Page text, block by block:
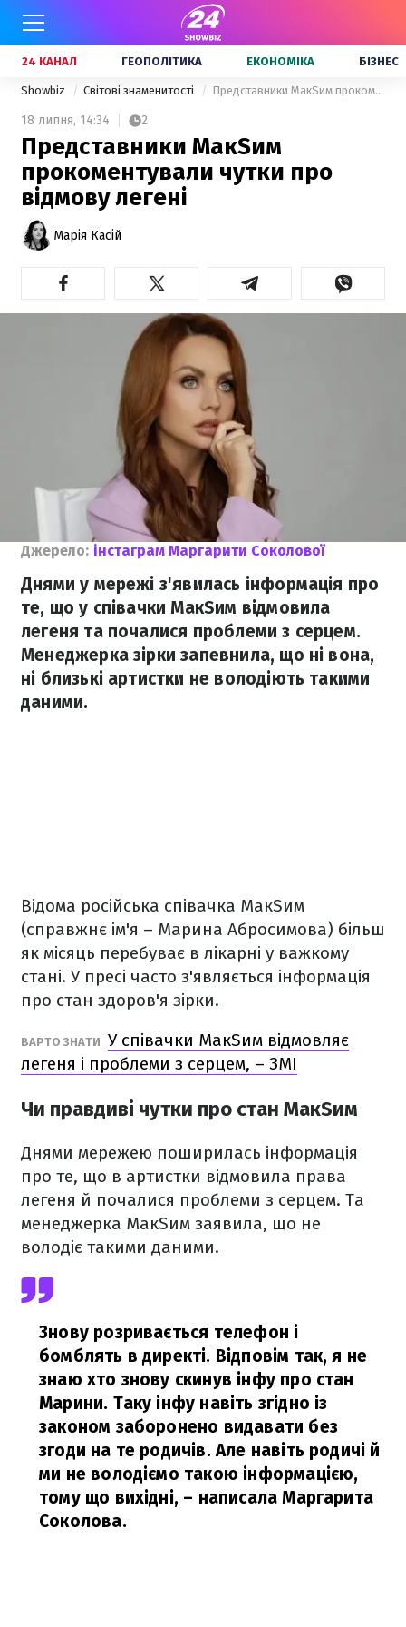
24 КАНАЛ ГЕОПОЛІТИКА ЕКОНОМІКА БІЗНЕС
Showbiz Світові знаменитості Представники МакSим прокоментували чутки про відмову легені
18 липня, 14:34 2
Представники МакSим
прокоментували чутки про
відмову легені
Марія Касій
Джерело: інстаграм Маргарити Соколової
Днями у мережі з'явилась інформація про
те, що у співачки МакSим відмовила
легеня та почалися проблеми з серцем.
Менеджерка зірки запевнила, що ні вона,
ні близькі артистки не володіють такими
даними.
Відома російська співачка МакSим
(справжнє ім'я – Марина Абросимова) більш
як місяць перебуває в лікарні у важкому
стані. У пресі часто з'являється інформація
про стан здоров'я зірки.
ВАРТО ЗНАТИ У співачки МакSим відмовляє
легеня і проблеми з серцем, – ЗМІ
Чи правдиві чутки про стан МакSим
Днями мережею поширилась інформація
про те, що в артистки відмовила права
легеня й почалися проблеми з серцем. Та
менеджерка МакSим заявила, що не
володіє такими даними.
Знову розривається телефон і
бомблять в директі. Відповім так, я не
знаю хто знову скинув інфу про стан
Марини. Таку інфу навіть згідно із
законом заборонено видавати без
згоди на те родичів. Але навіть родичі й
ми не володіємо такою інформацією,
тому що вихідні, – написала Маргарита
Соколова.